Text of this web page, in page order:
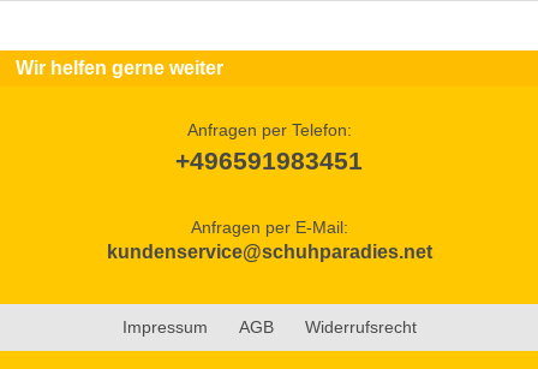
Wir helfen gerne weiter
Anfragen per Telefon:
+496591983451
Anfragen per E-Mail:
kundenservice@schuhparadies.net
Impressum AGB Widerrufsrecht